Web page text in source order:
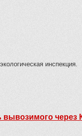
инспекция.
вывозимого через